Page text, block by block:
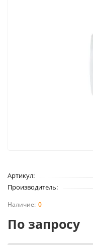
Артикул:
Производитель:
0
По запросу